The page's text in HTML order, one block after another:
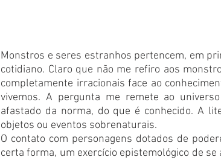
Monstros e seres estranhos pertencem, em
cotidiano. Claro que não me refiro aos
completamente irracionais face ao
vivemos. A pergunta me remete ao
afastado da norma, do que é conhecido. A
objetos ou eventos sobrenaturais.
O contato com personagens dotados de
certa forma, um exercício epistemológico de